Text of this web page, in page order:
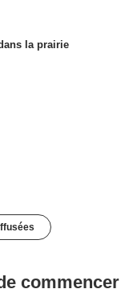
la prairie
commencer